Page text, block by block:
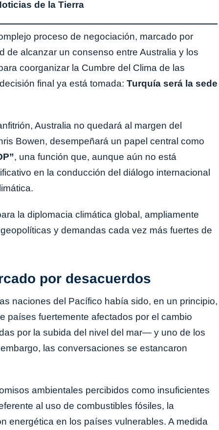
de la Tierra
proceso de negociación, marcado por
de alcanzar un consenso entre Australia y los
coorganizar la Cumbre del Clima de las
final ya está tomada: Turquía será la sede
Australia no quedará al margen del
Bowen, desempeñará un papel central como
, una función que, aunque aún no está
en la conducción del diálogo internacional
la diplomacia climática global, ampliamente
y demandas cada vez más fuertes de
por desacuerdos
naciones del Pacífico había sido, en un principio,
países fuertemente afectados por el cambio
por la subida del nivel del mar— y uno de los
las conversaciones se estancaron
ambientales percibidos como insuficientes
al uso de combustibles fósiles, la
energética en los países vulnerables. A medida